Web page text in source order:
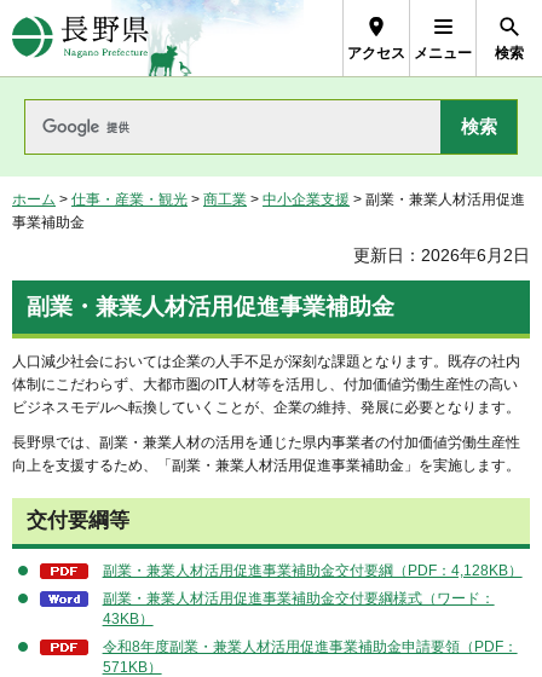
長野県Nagano Prefecture
アクセス メニュー 検索
ホーム > 仕事・産業・観光 > 商工業 > 中小企業支援 > 副業・兼業人材活用促進
事業補助金
更新日：2026年6月2日
副業・兼業人材活用促進事業補助金
人口減少社会においては企業の人手不足が深刻な課題となります。既存の社内
体制にこだわらず、大都市圏のIT人材等を活用し、付加価値労働生産性の高い
ビジネスモデルへ転換していくことが、企業の維持、発展に必要となります。
長野県では、副業・兼業人材の活用を通じた県内事業者の付加価値労働生産性
向上を支援するため、「副業・兼業人材活用促進事業補助金」を実施します。
交付要綱等
副業・兼業人材活用促進事業補助金交付要綱（PDF：4,128KB）
副業・兼業人材活用促進事業補助金交付要綱様式（ワード：
43KB）
令和8年度副業・兼業人材活用促進事業補助金申請要領（PDF：
571KB）